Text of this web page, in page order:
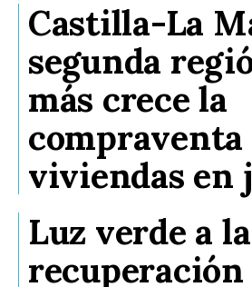
Castilla-La
segunda
más crece la
compraventa
viviendas en
Luz verde a la
recuperación